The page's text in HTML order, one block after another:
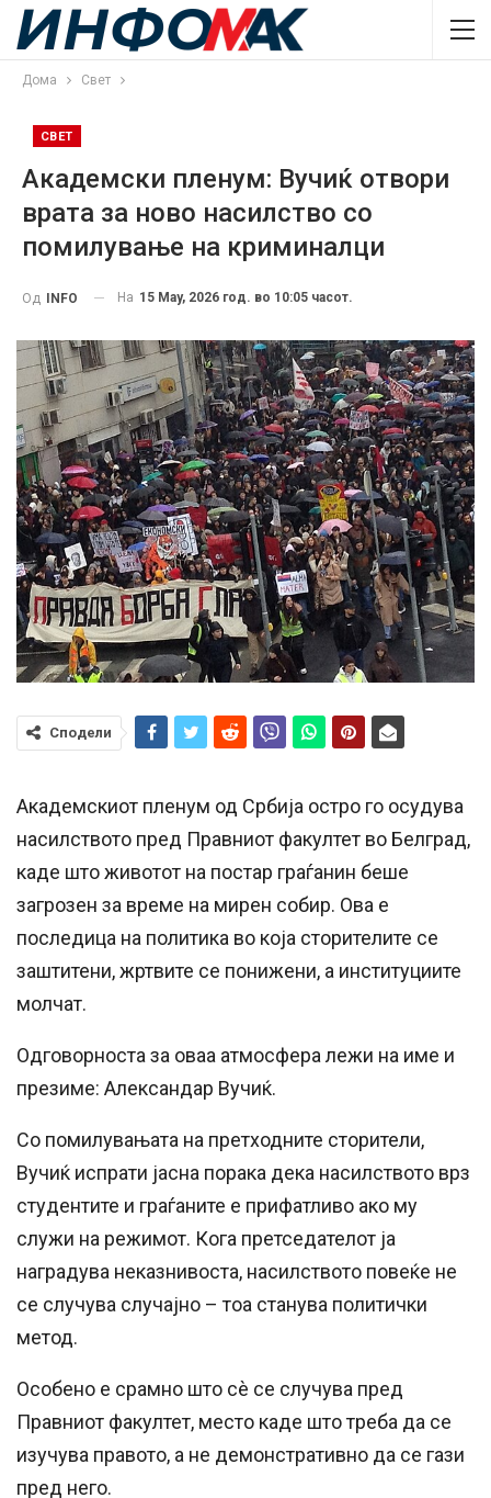
Дома Свет
СВЕТ
Академски пленум: Вучиќ отвори
врата за ново насилство со
помилување на криминалци
Од INFO На 15 May, 2026 год. во 10:05 часот.
Сподели
Академскиот пленум од Србија остро го осудува
насилството пред Правниот факултет во Белград,
каде што животот на постар граѓанин беше
загрозен за време на мирен собир. Ова е
последица на политика во која сторителите се
заштитени, жртвите се понижени, а институциите
молчат.
Одговорноста за оваа атмосфера лежи на име и
презиме: Александар Вучиќ.
Со помилувањата на претходните сторители,
Вучиќ испрати јасна порака дека насилството врз
студентите и граѓаните е прифатливо ако му
служи на режимот. Кога претседателот ја
наградува неказнивоста, насилството повеќе не
се случува случајно – тоа станува политички
метод.
Особено е срамно што сè се случува пред
Правниот факултет, место каде што треба да се
изучува правото, а не демонстративно да се гази
пред него.